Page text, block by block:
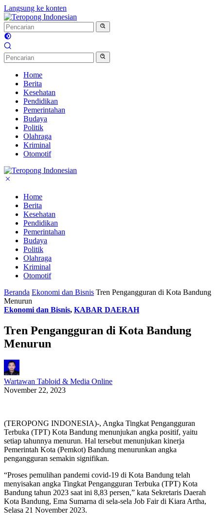
Langsung ke konten
Home
Berita
Kesehatan
Pendidikan
Pemerintahan
Budaya
Politik
Olahraga
Kriminal
Otomotif
Home
Berita
Kesehatan
Pendidikan
Pemerintahan
Budaya
Politik
Olahraga
Kriminal
Otomotif
Beranda Ekonomi dan Bisnis Tren Pengangguran di Kota Bandung
Menurun
Ekonomi dan Bisnis, KABAR DAERAH
Tren Pengangguran di Kota Bandung
Menurun
Wartawan Tabloid & Media Online
November 22, 2023
(TEROPONG INDONESIA)-, Angka Tingkat Pengangguran
Terbuka (TPT) Kota Bandung menunjukan angka positif, yaitu
setiap tahunnya menurun. Hal tersebut menunjukan kinerja
Pemerintah Kota (Pemkot) Bandung menurunkan angka
pengangguran semakin signifikan.
“Proses pemulihan pandemi covid-19 di Kota Bandung telah
menyisakan angka Tingkat Pengangguran Terbuka (TPT) Kota
Bandung tahun 2023 saat ini 8,83 persen,” kata Sekretaris Daerah
Kota Bandung, Ema Sumarna di sela-sela Job Fair di Kiara Artha,
Selasa 21 November 2023.